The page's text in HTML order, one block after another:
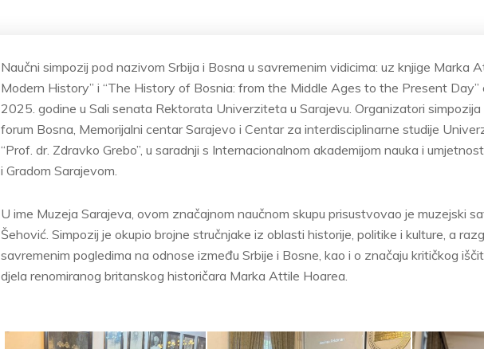
Naučni simpozij pod nazivom Srbija i Bosna u savremenim vidicima: uz knjige Marka
Modern History” i “The History of Bosnia: from the Middle Ages to the Present Day”
2025. godine u Sali senata Rektorata Univerziteta u Sarajevu. Organizatori simpozija
forum Bosna, Memorijalni centar Sarajevo i Centar za interdisciplinarne studije
“Prof. dr. Zdravko Grebo”, u saradnji s Internacionalnom akademijom nauka i
i Gradom Sarajevom.
U ime Muzeja Sarajeva, ovom značajnom naučnom skupu prisustvovao je muzejski
Šehović. Simpozij je okupio brojne stručnjake iz oblasti historije, politike i kulture, a
savremenim pogledima na odnose između Srbije i Bosne, kao i o značaju kritičkog
djela renomiranog britanskog historičara Marka Attile Hoarea.